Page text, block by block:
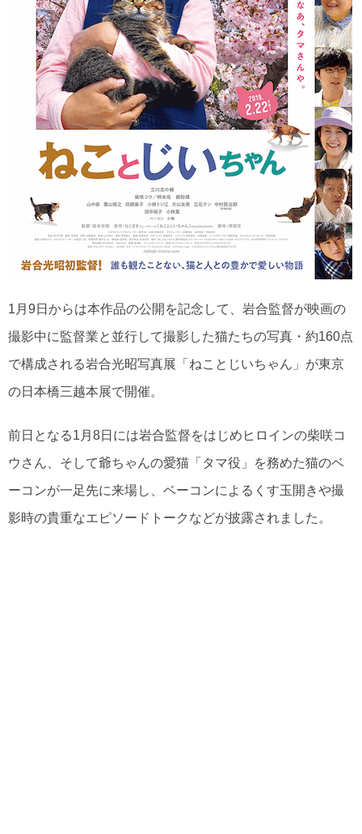
1月9日からは本作品の公開を記念して、岩合監督が映画の
撮影中に監督業と並行して撮影した猫たちの写真・約160点
で構成される岩合光昭写真展「ねことじいちゃん」が東京
の日本橋三越本展で開催。
前日となる1月8日には岩合監督をはじめヒロインの柴咲コ
ウさん、そして爺ちゃんの愛猫「タマ役」を務めた猫のベ
ーコンが一足先に来場し、ベーコンによるくす玉開きや撮
影時の貴重なエピソードトークなどが披露されました。